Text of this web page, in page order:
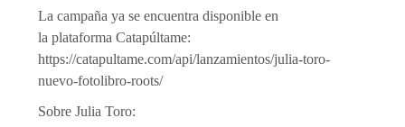
La campaña ya se encuentra disponible en
la plataforma Catapúltame:
https://catapultame.com/api/lanzamientos/julia-toro-
nuevo-fotolibro-roots/
Sobre Julia Toro: